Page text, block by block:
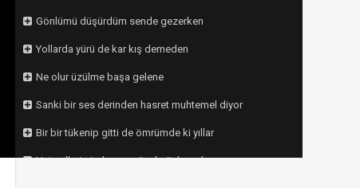
Gönlümü düşürdüm sende gezerken
Yollarda yürü de kar kış demeden
Ne olur üzülme başa gelene
Sanki bir ses derinden hasret muhtemel diyor
Bir bir tükenip gitti de ömrümde ki yıllar
Uçtu ellerimizden en güzel günler aylar